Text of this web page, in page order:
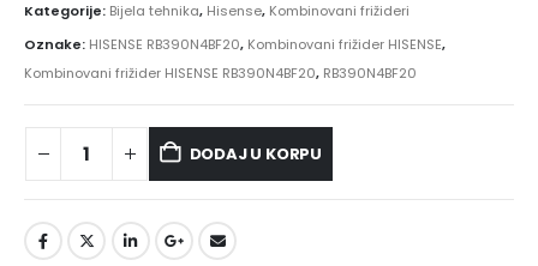
Kategorije: Bijela tehnika, Hisense, Kombinovani frižideri
Oznake: HISENSE RB390N4BF20, Kombinovani frižider HISENSE,
Kombinovani frižider HISENSE RB390N4BF20, RB390N4BF20
DODAJ U KORPU